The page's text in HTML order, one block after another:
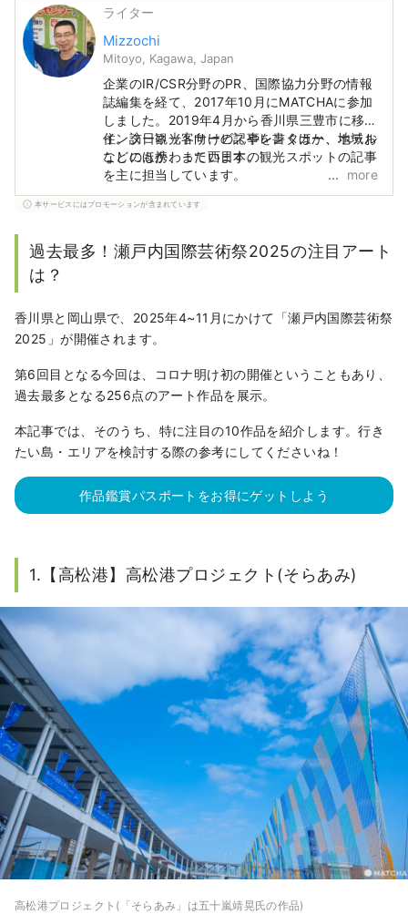
ライター
Mizzochi
Mitoyo, Kagawa, Japan
企業のIR/CSR分野のPR、国際協力分野の情報
誌編集を経て、2017年10月にMATCHAに参加
しました。2019年4月から香川県三豊市に移
住。訪日観光客向けの記事を書くほか、地域お
こしにも携わっています。
インターネットサービスやレンタカー、ホテル
などのほか、また西日本の観光スポットの記事
を主に担当しています。
more
本サービスにはプロモーションが含まれています
過去最多！瀬戸内国際芸術祭2025の注目アート
は？
香川県と岡山県で、2025年4~11月にかけて「瀬戸内国際芸術祭
2025」が開催されます。
第6回目となる今回は、コロナ明け初の開催ということもあり、
過去最多となる256点のアート作品を展示。
本記事では、そのうち、特に注目の10作品を紹介します。行き
たい島・エリアを検討する際の参考にしてくださいね！
作品鑑賞パスポートをお得にゲットしよう
1.【高松港】高松港プロジェクト(そらあみ)
高松港プロジェクト(「そらあみ」は五十嵐靖晃氏の作品)